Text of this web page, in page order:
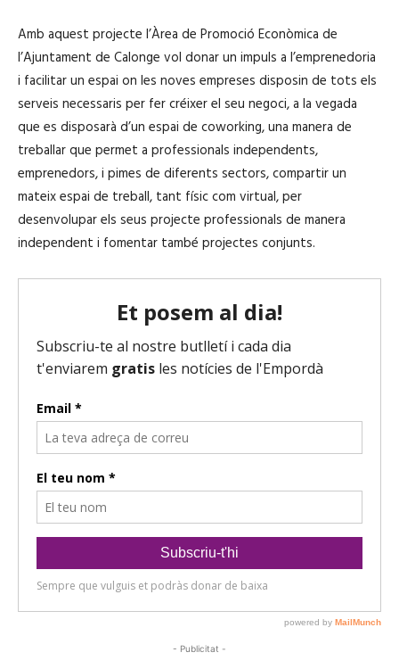
Amb aquest projecte l’Àrea de Promoció Econòmica de
l’Ajuntament de Calonge vol donar un impuls a l’emprenedoria
i facilitar un espai on les noves empreses disposin de tots els
serveis necessaris per fer créixer el seu negoci, a la vegada
que es disposarà d’un espai de coworking, una manera de
treballar que permet a professionals independents,
emprenedors, i pimes de diferents sectors, compartir un
mateix espai de treball, tant físic com virtual, per
desenvolupar els seus projecte professionals de manera
independent i fomentar també projectes conjunts.
- Publicitat -